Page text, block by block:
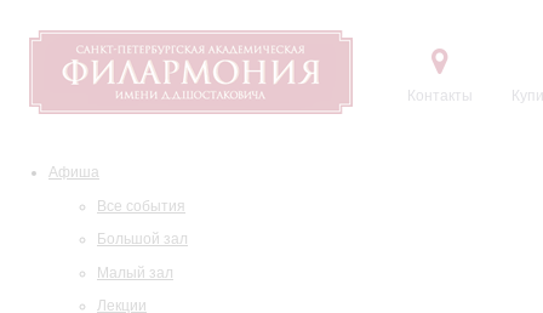
Контакты
Афиша
Все события
Большой зал
Малый зал
Лекции